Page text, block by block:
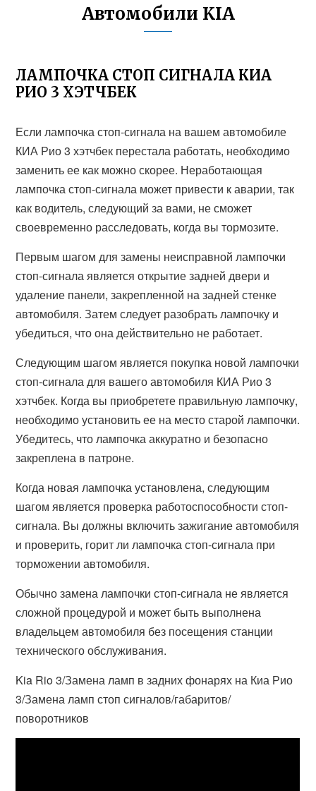
Автомобили KIA
ЛАМПОЧКА СТОП СИГНАЛА КИА
РИО 3 ХЭТЧБЕК
Если лампочка стоп-сигнала на вашем автомобиле
КИА Рио 3 хэтчбек перестала работать, необходимо
заменить ее как можно скорее. Неработающая
лампочка стоп-сигнала может привести к аварии, так
как водитель, следующий за вами, не сможет
своевременно расследовать, когда вы тормозите.
Первым шагом для замены неисправной лампочки
стоп-сигнала является открытие задней двери и
удаление панели, закрепленной на задней стенке
автомобиля. Затем следует разобрать лампочку и
убедиться, что она действительно не работает.
Следующим шагом является покупка новой лампочки
стоп-сигнала для вашего автомобиля КИА Рио 3
хэтчбек. Когда вы приобретете правильную лампочку,
необходимо установить ее на место старой лампочки.
Убедитесь, что лампочка аккуратно и безопасно
закреплена в патроне.
Когда новая лампочка установлена, следующим
шагом является проверка работоспособности стоп-
сигнала. Вы должны включить зажигание автомобиля
и проверить, горит ли лампочка стоп-сигнала при
торможении автомобиля.
Обычно замена лампочки стоп-сигнала не является
сложной процедурой и может быть выполнена
владельцем автомобиля без посещения станции
технического обслуживания.
Kia Rio 3/Замена ламп в задних фонарях на Киа Рио
3/Замена ламп стоп сигналов/габаритов/
поворотников